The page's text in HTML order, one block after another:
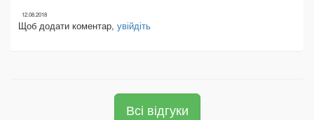
12.08.2018
Щоб додати коментар, увійдіть
Всі відгуки